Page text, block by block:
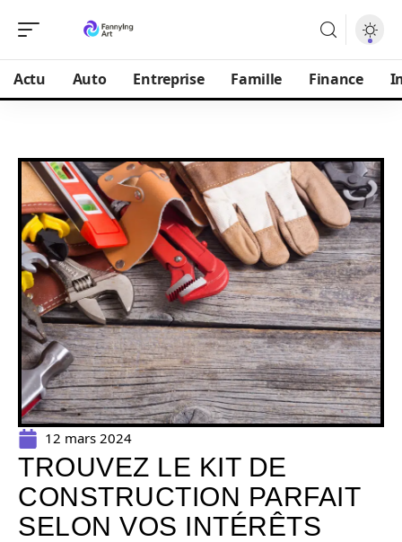
Actu Auto Entreprise Famille Finance
12 mars 2024
TROUVEZ LE KIT DE
CONSTRUCTION PARFAIT
SELON VOS INTÉRÊTS